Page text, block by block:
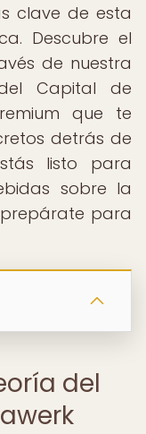
clave de esta
Descubre el
de nuestra
Capital de
que te
detrás de
listo para
sobre la
prepárate para
del